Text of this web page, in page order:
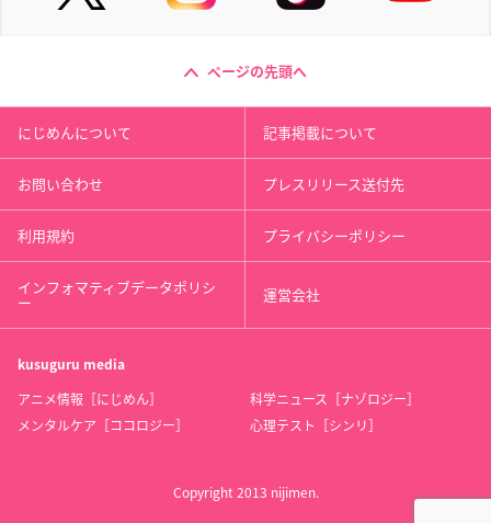
ページの先頭へ
にじめんについて 記事掲載について
お問い合わせ プレスリリース送付先
利用規約 プライバシーポリシー
インフォマティブデータポリシ
ー 運営会社
kusuguru media
アニメ情報［にじめん］
科学ニュース［ナゾロジー］
メンタルケア［ココロジー］
心理テスト［シンリ］
Copyright 2013 nijimen.